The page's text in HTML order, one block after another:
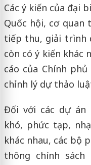
Các ý kiến của đại
Quốc hội, cơ quan
tiếp thu, giải trình
còn có ý kiến khác
cáo của Chính
chỉnh lý dự thảo
Đối với các dự án
khó, phức tạp,
khác nhau, các bộ
thông chính